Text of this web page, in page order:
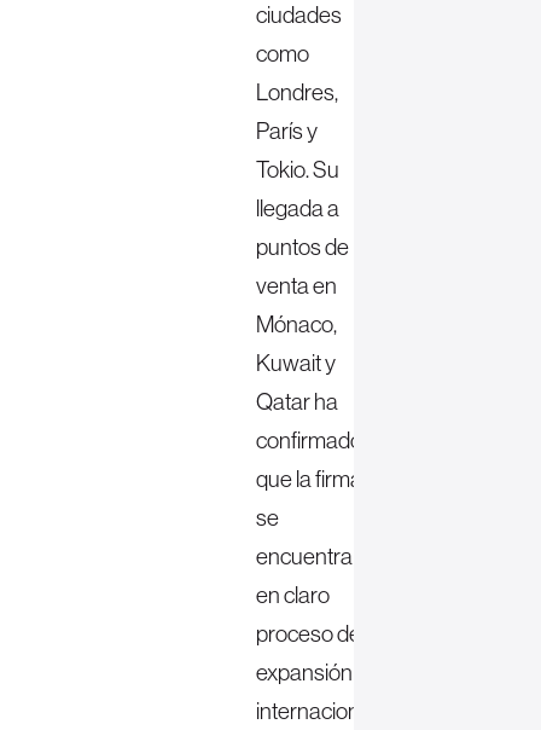
ciudades
como
Londres,
París y
Tokio. Su
llegada a
puntos de
venta en
Mónaco,
Kuwait y
Qatar ha
confirmado
que la firma
se
encuentra
en claro
proceso de
expansión
internacional,